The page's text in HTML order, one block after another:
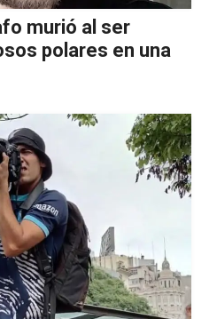
murió al ser
polares en una